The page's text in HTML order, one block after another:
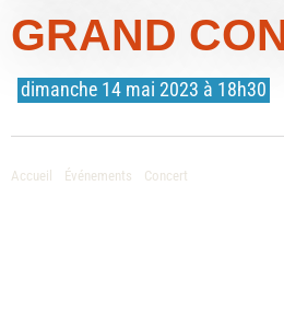
GRAND
dimanche 14 mai 2023 à 18h30
Accueil Événements Concert